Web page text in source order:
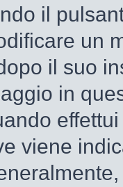
il
un
il suo
in
viene